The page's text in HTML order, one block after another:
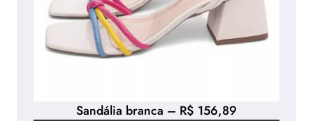
Sandália branca – R$ 156,89